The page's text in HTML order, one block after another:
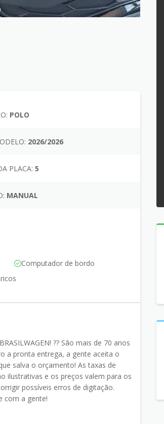
POLO
2026/2026
PLACA: 5
MANUAL
Computador de bordo
?? São mais de 70 anos
a pronta entrega, a gente aceita o
salva o orçamento! As taxas de
ilustrativas e os preços valem para os
possíveis erros de digitação.
com a gente!